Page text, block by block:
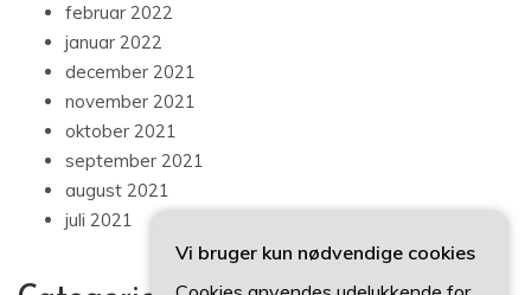
februar 2022
januar 2022
december 2021
november 2021
oktober 2021
september 2021
august 2021
juli 2021
Vi bruger kun nødvendige cookies